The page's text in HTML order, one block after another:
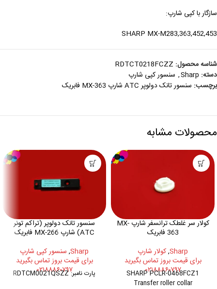
سازگار با کپی شارپ:
SHARP MX-M283,363,452,453
شناسه محصول: RDTCT0218FCZZ
دسته: Sharp
, سنسور کپی شارپ
برچسب: سنسور تانک دولوپر ATC شارپ MX-363 فابریک
محصولات مشابه
کولار سر غلطک ترانسفر شارپ MX-
363 فابریک
Sharp
,کولار شارپ
برای قیمت بروز تماس بگیرید
۰۲۱۸۸۸۶۰۷۹۷
SHARP PCLR-0468FCZ1
Transfer roller collar
سنسور تانک دولوپر (تراکم تونر
ATC) شارپ MX-266 فابریک
Sharp
, سنسور کپی شارپ
برای قیمت بروز تماس بگیرید
۰۲۱۸۸۸۶۰۷۹۷پارت نامبر: RDTCM0021QSZZ